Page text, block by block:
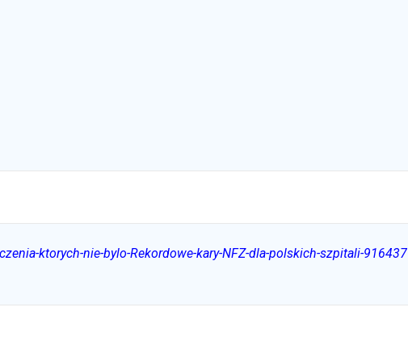
ktorych-nie-bylo-Rekordowe-kary-NFZ-dla-polskich-szpitali-916437